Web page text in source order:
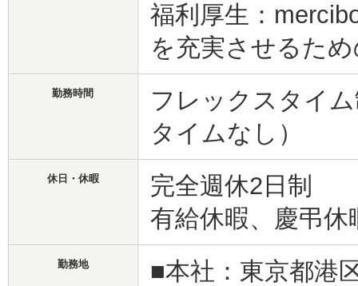
福利厚生：
を充実させるた
勤務時間
フレックスタイ
タイムなし）
休日・休暇
完全週休2日制
有給休暇、慶弔
勤務地
■本社：東京都港